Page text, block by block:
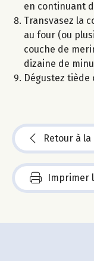
en continuant
Transvasez la
au four (ou
couche de
dizaine de
Dégustez tiède
Retour à la
Imprimer